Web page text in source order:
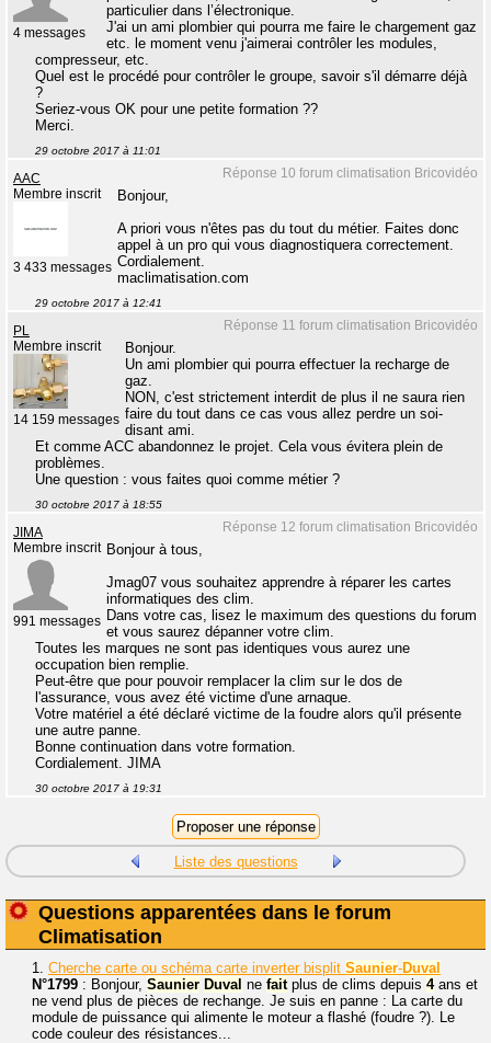
4 messages
particulier dans l’électronique.
J'ai un ami plombier qui pourra me faire le chargement gaz
etc. le moment venu j'aimerai contrôler les modules,
compresseur, etc.
Quel est le procédé pour contrôler le groupe, savoir s'il démarre déjà
?
Seriez-vous OK pour une petite formation ??
Merci.
29 octobre 2017 à 11:01
Réponse 10 forum climatisation Bricovidéo
AAC
Membre inscrit
3 433 messages
Bonjour,
A priori vous n'êtes pas du tout du métier. Faites donc
appel à un pro qui vous diagnostiquera correctement.
Cordialement.
maclimatisation.com
29 octobre 2017 à 12:41
Réponse 11 forum climatisation Bricovidéo
PL
Membre inscrit
14 159 messages
Bonjour.
Un ami plombier qui pourra effectuer la recharge de
gaz.
NON, c'est strictement interdit de plus il ne saura rien
faire du tout dans ce cas vous allez perdre un soi-
disant ami.
Et comme ACC abandonnez le projet. Cela vous évitera plein de
problèmes.
Une question : vous faites quoi comme métier ?
30 octobre 2017 à 18:55
Réponse 12 forum climatisation Bricovidéo
JIMA
Membre inscrit
991 messages
Bonjour à tous,
Jmag07 vous souhaitez apprendre à réparer les cartes
informatiques des clim.
Dans votre cas, lisez le maximum des questions du forum
et vous saurez dépanner votre clim.
Toutes les marques ne sont pas identiques vous aurez une
occupation bien remplie.
Peut-être que pour pouvoir remplacer la clim sur le dos de
l'assurance, vous avez été victime d'une arnaque.
Votre matériel a été déclaré victime de la foudre alors qu'il présente
une autre panne.
Bonne continuation dans votre formation.
Cordialement. JIMA
30 octobre 2017 à 19:31
Liste des questions
Questions apparentées dans le forum
Climatisation
1. Cherche carte ou schéma carte inverter bisplit Saunier-Duval
N°1799 : Bonjour, Saunier Duval ne fait plus de clims depuis 4ans et
ne vend plus de pièces de rechange. Je suis en panne : La carte du
module de puissance qui alimente le moteur a flashé (foudre ?). Le
code couleur des résistances...